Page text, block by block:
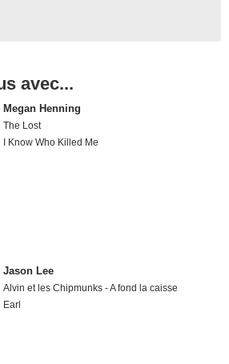
avec...
Megan Henning
The Lost
I Know Who Killed Me
Jason Lee
Alvin et les Chipmunks - A fond la caisse
Earl